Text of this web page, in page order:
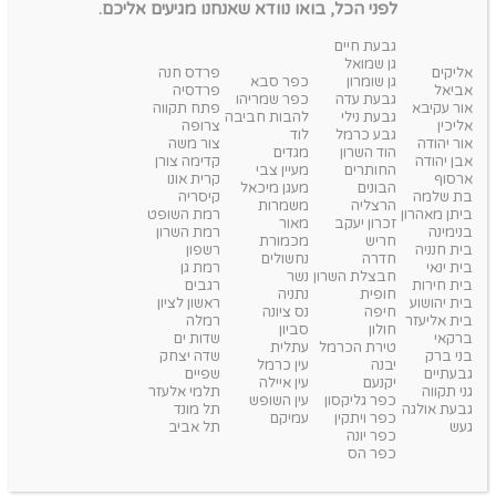
לפני הכל, בואו נוודא שאנחנו מגיעים אליכם.
אליקים
אביאל
אור עקיבא
אליכין
אור יהודה
אבן יהודה
ארסוף
בת שלמה
ביתן מאהרון
בנימינה
בית חנניה
בית ינאי
בית חירות
בית יהושוע
בית אליעזר
ברקאי
בני ברק
גבעתיים
גני תקווה
גבעת אולגה
געש
גבעת חיים
גן שמואל
גן שומרון
גבעת עדה
גבעת נילי
גבע כרמל
הוד השרון
החותרים
הבונים
הרצליה
זכרון יעקב
חריש
חדרה
חבצלת השרון
חופית
חיפה
חולון
טירת הכרמל
יבנה
יקנעם
כפר גליקסון
כפר ויתקין
כפר יונה
כפר הס
כפר סבא
כפר שמריהו
להבות חביבה
לוד
מגדים
מעיין צבי
מעגן מיכאל
משמרות
מאור
מכמורת
נחשולים
נשר
נתניה
נס ציונה
סביון
עתלית
עין כרמל
עין איילה
עין השופש
עמיקם
פרדס חנה
פרדסיה
פתח תקווה
צרופה
צור משה
קדימה צורן
קרית אונו
קיסריה
רמת השופט
רמת השרון
רשפון
רמת גן
רגבים
ראשון לציון
רמלה
שדות ים
שדה יצחק
שפיים
תלמי אלעזר
תל מונד
תל אביב